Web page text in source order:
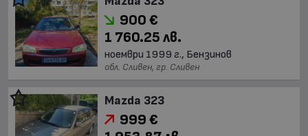
900 €
1 760.25 лв.
ноември 1999 г., Бензинов
обл. Сливен, гр. Сливен
Mazda 323
999 €